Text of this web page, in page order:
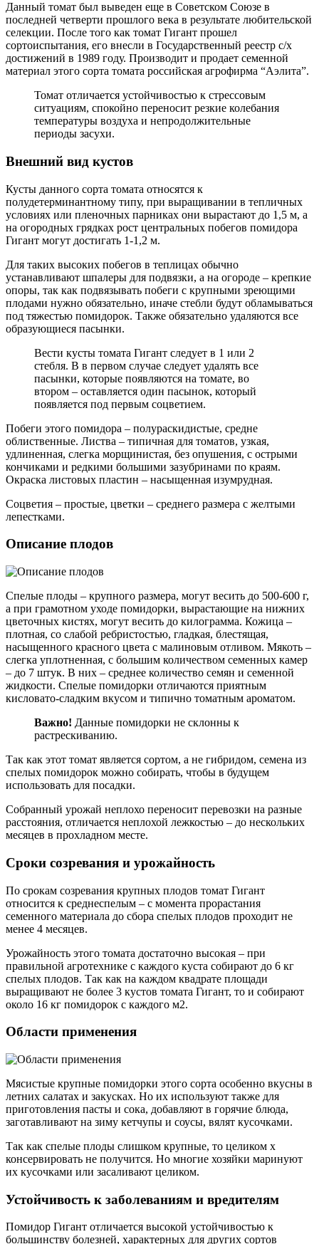
Данный томат был выведен еще в Советском Союзе в
последней четверти прошлого века в результате любительской
селекции. После того как томат Гигант прошел
сортоиспытания, его внесли в Государственный реестр с/х
достижений в 1989 году. Производит и продает семенной
материал этого сорта томата российская агрофирма “Аэлита”.
Томат отличается устойчивостью к стрессовым
ситуациям, спокойно переносит резкие колебания
температуры воздуха и непродолжительные
периоды засухи.
Внешний вид кустов
Кусты данного сорта томата относятся к
полудетерминантному типу, при выращивании в тепличных
условиях или пленочных парниках они вырастают до 1,5 м, а
на огородных грядках рост центральных побегов помидора
Гигант могут достигать 1-1,2 м.
Для таких высоких побегов в теплицах обычно
устанавливают шпалеры для подвязки, а на огороде – крепкие
опоры, так как подвязывать побеги с крупными зреющими
плодами нужно обязательно, иначе стебли будут обламываться
под тяжестью помидорок. Также обязательно удаляются все
образующиеся пасынки.
Вести кусты томата Гигант следует в 1 или 2
стебля. В в первом случае следует удалять все
пасынки, которые появляются на томате, во
втором – оставляется один пасынок, который
появляется под первым соцветием.
Побеги этого помидора – полураскидистые, средне
облиственные. Листва – типичная для томатов, узкая,
удлиненная, слегка морщинистая, без опушения, с острыми
кончиками и редкими большими зазубринами по краям.
Окраска листовых пластин – насыщенная изумрудная.
Соцветия – простые, цветки – среднего размера с желтыми
лепестками.
Описание плодов
Спелые плоды – крупного размера, могут весить до 500-600 г,
а при грамотном уходе помидорки, вырастающие на нижних
цветочных кистях, могут весить до килограмма. Кожица –
плотная, со слабой ребристостью, гладкая, блестящая,
насыщенного красного цвета с малиновым отливом. Мякоть –
слегка уплотненная, с большим количеством семенных камер
– до 7 штук. В них – среднее количество семян и семенной
жидкости. Спелые помидорки отличаются приятным
кисловато-сладким вкусом и типично томатным ароматом.
Важно! Данные помидорки не склонны к
растрескиванию.
Так как этот томат является сортом, а не гибридом, семена из
спелых помидорок можно собирать, чтобы в будущем
использовать для посадки.
Собранный урожай неплохо переносит перевозки на разные
расстояния, отличается неплохой лежкостью – до нескольких
месяцев в прохладном месте.
Сроки созревания и урожайность
По срокам созревания крупных плодов томат Гигант
относится к среднеспелым – с момента прорастания
семенного материала до сбора спелых плодов проходит не
менее 4 месяцев.
Урожайность этого томата достаточно высокая – при
правильной агротехнике с каждого куста собирают до 6 кг
спелых плодов. Так как на каждом квадрате площади
выращивают не более 3 кустов томата Гигант, то и собирают
около 16 кг помидорок с каждого м2.
Области применения
Мясистые крупные помидорки этого сорта особенно вкусны в
летних салатах и закусках. Но их используют также для
приготовления пасты и сока, добавляют в горячие блюда,
заготавливают на зиму кетчупы и соусы, вялят кусочками.
Так как спелые плоды слишком крупные, то целиком х
консервировать не получится. Но многие хозяйки маринуют
их кусочками или засаливают целиком.
Устойчивость к заболеваниям и вредителям
Помидор Гигант отличается высокой устойчивостью к
большинству болезней, характерных для других сортов